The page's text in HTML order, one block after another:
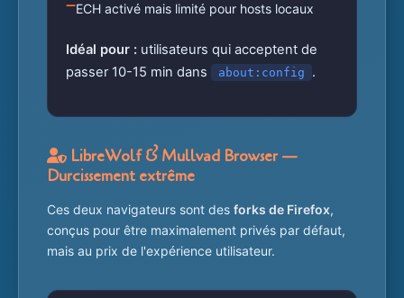
ECH activé mais limité pour hosts locaux
Idéal pour : utilisateurs qui acceptent de
passer 10-15 min dans
about:config .
LibreWolf & Mullvad Browser —
Durcissement extrême
Ces deux navigateurs sont des forks de Firefox,
conçus pour être maximalement privés par défaut,
mais au prix de l'expérience utilisateur.